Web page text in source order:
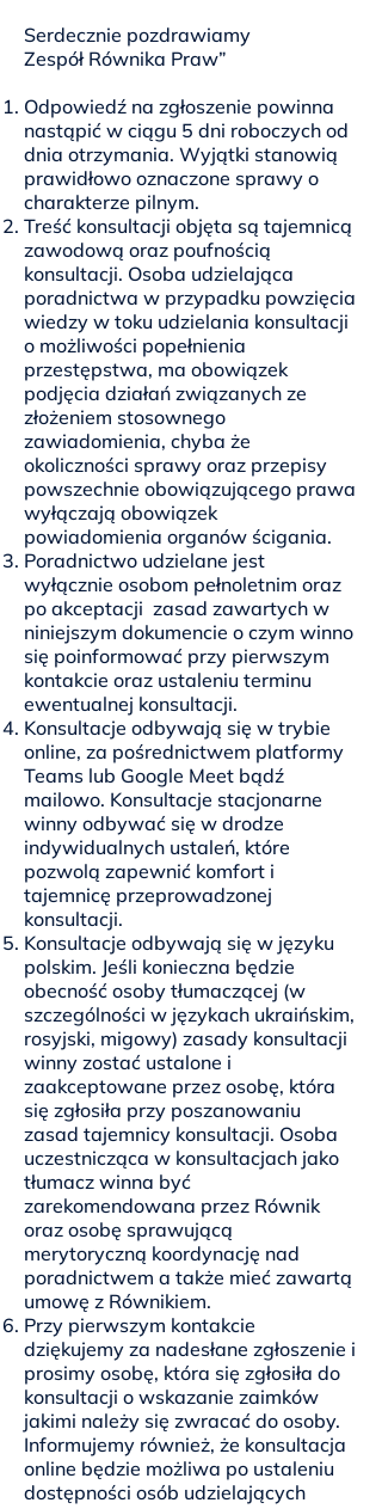
Serdecznie pozdrawiamy
Zespół Równika Praw”
Odpowiedź na zgłoszenie powinna
nastąpić w ciągu 5 dni roboczych od
dnia otrzymania. Wyjątki stanowią
prawidłowo oznaczone sprawy o
charakterze pilnym.
Treść konsultacji objęta są tajemnicą
zawodową oraz poufnością
konsultacji. Osoba udzielająca
poradnictwa w przypadku powzięcia
wiedzy w toku udzielania konsultacji
o możliwości popełnienia
przestępstwa, ma obowiązek
podjęcia działań związanych ze
złożeniem stosownego
zawiadomienia, chyba że
okoliczności sprawy oraz przepisy
powszechnie obowiązującego prawa
wyłączają obowiązek
powiadomienia organów ścigania.
Poradnictwo udzielane jest
wyłącznie osobom pełnoletnim oraz
po akceptacji zasad zawartych w
niniejszym dokumencie o czym winno
się poinformować przy pierwszym
kontakcie oraz ustaleniu terminu
ewentualnej konsultacji.
Konsultacje odbywają się w trybie
online, za pośrednictwem platformy
Teams lub Google Meet bądź
mailowo. Konsultacje stacjonarne
winny odbywać się w drodze
indywidualnych ustaleń, które
pozwolą zapewnić komfort i
tajemnicę przeprowadzonej
konsultacji.
Konsultacje odbywają się w języku
polskim. Jeśli konieczna będzie
obecność osoby tłumaczącej (w
szczególności w językach ukraińskim,
rosyjski, migowy) zasady konsultacji
winny zostać ustalone i
zaakceptowane przez osobę, która
się zgłosiła przy poszanowaniu
zasad tajemnicy konsultacji. Osoba
uczestnicząca w konsultacjach jako
tłumacz winna być
zarekomendowana przez Równik
oraz osobę sprawującą
merytoryczną koordynację nad
poradnictwem a także mieć zawartą
umowę z Równikiem.
Przy pierwszym kontakcie
dziękujemy za nadesłane zgłoszenie i
prosimy osobę, która się zgłosiła do
konsultacji o wskazanie zaimków
jakimi należy się zwracać do osoby.
Informujemy również, że konsultacja
online będzie możliwa po ustaleniu
dostępności osób udzielających